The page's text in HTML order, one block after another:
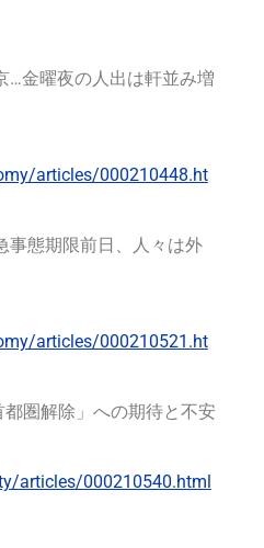
…金曜夜の人出は軒並み増
articles/000210448.ht
態期限前日、人々は外
articles/000210521.ht
都圏解除」への期待と不安
articles/000210540.html